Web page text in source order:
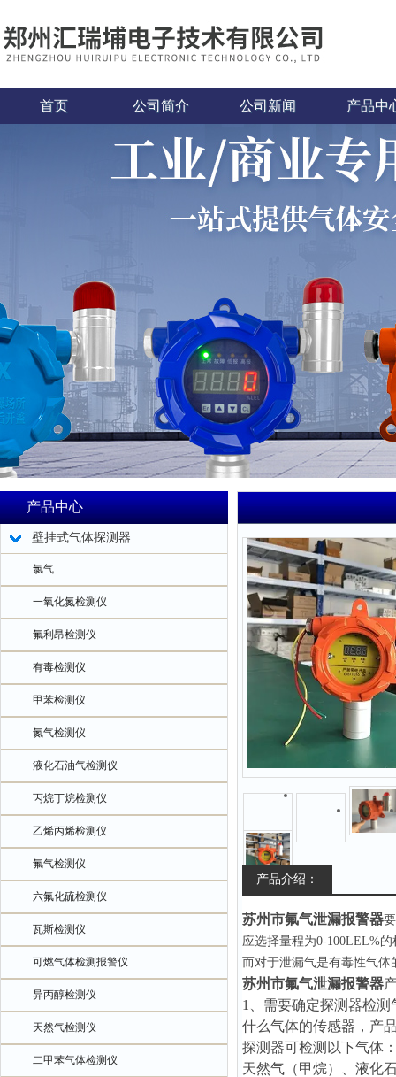
首页 公司简介 公司新闻 产品中
产品中心
壁挂式气体探测器
氯气
一氧化氮检测仪
氟利昂检测仪
有毒检测仪
甲苯检测仪
氮气检测仪
液化石油气检测仪
丙烷丁烷检测仪
乙烯丙烯检测仪
氟气检测仪
六氟化硫检测仪
瓦斯检测仪
可燃气体检测报警仪
异丙醇检测仪
天然气检测仪
二甲苯气体检测仪
产品介绍：
苏州市氟气泄漏报警器
应选择量程为0-100LEL%
而对于泄漏气是有毒性气
苏州市氟气泄漏报警器
1、需要确定探测器检
什么气体的传感器，产
探测器可检测以下气体
天然气（甲烷）、液化